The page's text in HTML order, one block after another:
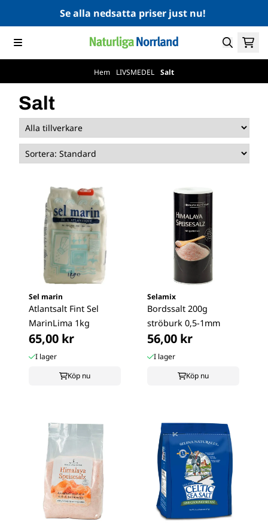
Hoppa till innehållSe alla nedsatta priser just nu!
Hem LIVSMEDEL Salt
Salt
Sel marin
Atlantsalt Fint Sel
MarinLima 1kg
65,00 kr
I lager
Köp nu
Selamix
Bordssalt 200g
ströburk 0,5-1mm
56,00 kr
I lager
Köp nu